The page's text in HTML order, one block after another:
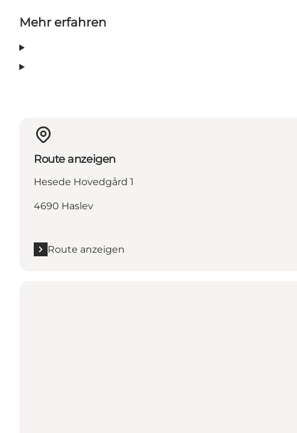
Mehr erfahren
Route anzeigen
Hesede Hovedgård 1
4690 Haslev
Route anzeigen